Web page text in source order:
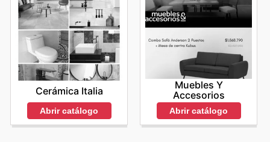
Cerámica Italia
Abrir catálogo
Muebles Y
Accesorios
Abrir catálogo